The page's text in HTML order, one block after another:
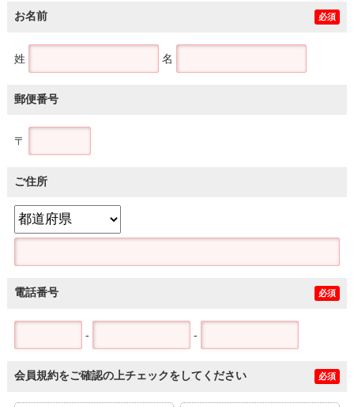
お名前 必須
姓 名
郵便番号
〒
ご住所
電話番号 必須
- -
会員規約をご確認の上チェックをしてください 必須